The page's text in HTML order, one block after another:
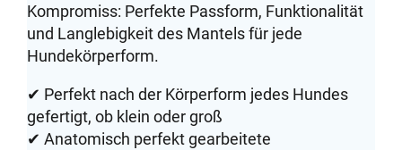
Kompromiss: Perfekte Passform, Funktionalität
und Langlebigkeit des Mantels für jede
Hundekörperform.
✔ Perfekt nach der Körperform jedes Hundes
gefertigt, ob klein oder groß
✔ Anatomisch perfekt gearbeitete